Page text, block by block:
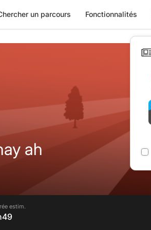
un parcours Fonctionnalités
ah
estim.